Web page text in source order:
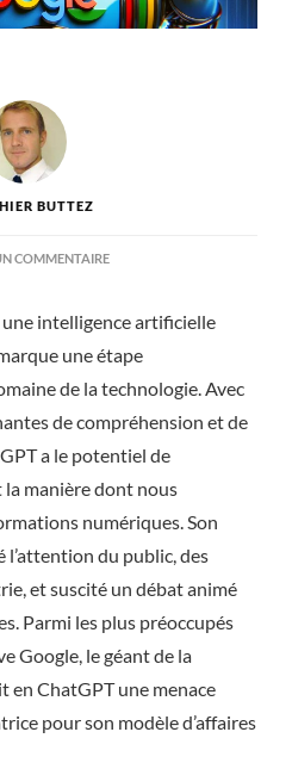
BUTTEZ
COMMENTAIRESUR
IL
DANGER
À
DE
CHATGPT
une intelligence artificielle
une étape
de la technologie. Avec
de compréhension et de
a le potentiel de
manière dont nous
numériques. Son
l’attention du public, des
et suscité un débat animé
Parmi les plus préoccupés
Google, le géant de la
en ChatGPT une menace
pour son modèle d’affaires